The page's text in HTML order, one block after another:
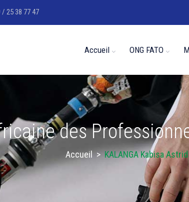
/ 25 38 77 47
Accueil ONG FATO
des
Accueil>KALANGA Kabisa Astrid